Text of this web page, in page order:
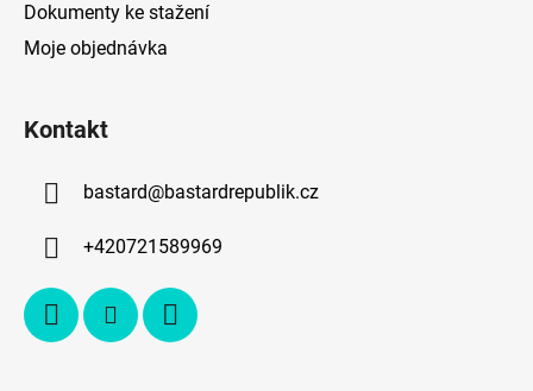
Dokumenty ke stažení
Moje objednávka
Kontakt
bastard@bastardrepublik.cz
+420721589969